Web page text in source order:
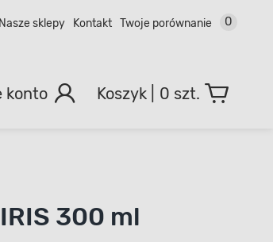
Nasze sklepy Kontakt Twoje porównanie 0
konto 0 szt.
300 ml